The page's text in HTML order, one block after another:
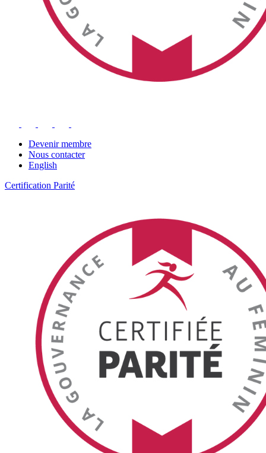
Devenir membre
Nous contacter
English
Certification Parité